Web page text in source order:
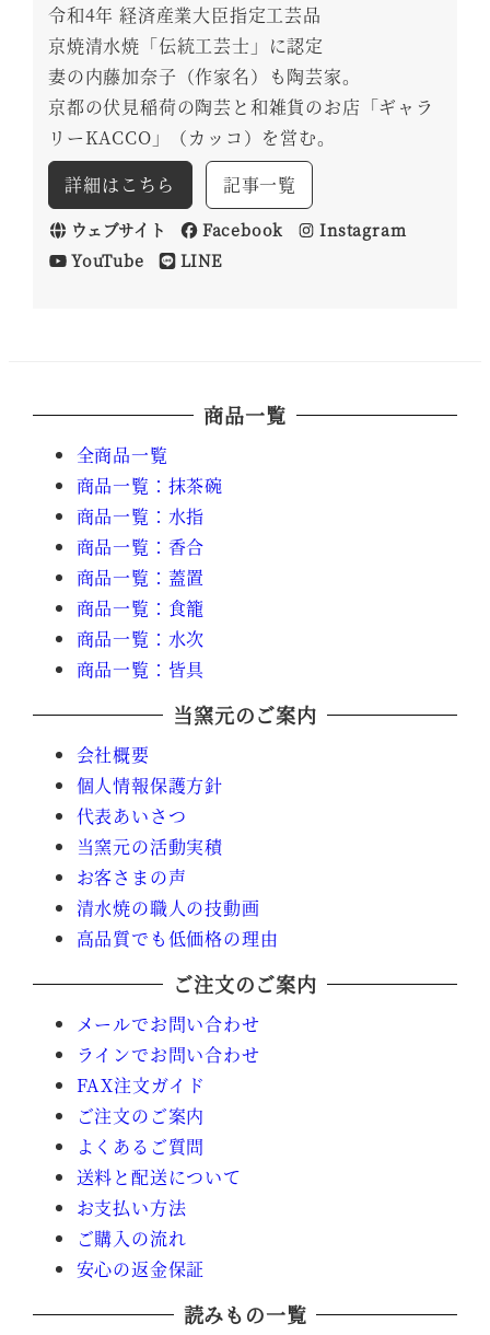
令和4年 経済産業大臣指定工芸品
京焼清水焼「伝統工芸士」に認定
妻の内藤加奈子（作家名）も陶芸家。
京都の伏見稲荷の陶芸と和雑貨のお店「ギャラ
リーKACCO」（カッコ）を営む。
詳細はこちら
記事一覧
ウェブサイト Facebook
Instagram
YouTube
LINE
商品一覧
全商品一覧
商品一覧：抹茶碗
商品一覧：水指
商品一覧：香合
商品一覧：蓋置
商品一覧：食籠
商品一覧：水次
商品一覧：皆具
当窯元のご案内
会社概要
個人情報保護方針
代表あいさつ
当窯元の活動実積
お客さまの声
清水焼の職人の技動画
高品質でも低価格の理由
ご注文のご案内
メールでお問い合わせ
ラインでお問い合わせ
FAX注文ガイド
ご注文のご案内
よくあるご質問
送料と配送について
お支払い方法
ご購入の流れ
安心の返金保証
読みもの一覧